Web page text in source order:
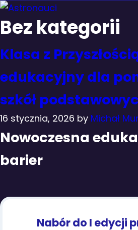
Bez kategorii
Klasa z
edukacyjny dla
szkół
16 stycznia, 2026 by Michał
Nowoczesna
barier
Nabór do I edycji